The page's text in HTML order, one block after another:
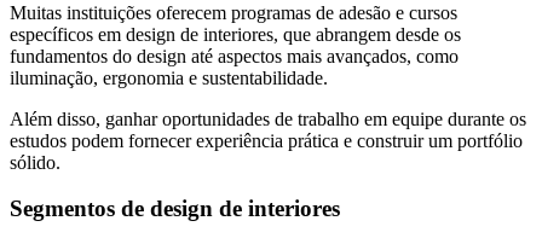
Muitas instituições oferecem programas de adesão e cursos
específicos em design de interiores, que abrangem desde os
fundamentos do design até aspectos mais avançados, como
iluminação, ergonomia e sustentabilidade.
Além disso, ganhar oportunidades de trabalho em equipe durante os
estudos podem fornecer experiência prática e construir um portfólio
sólido.
Segmentos de design de interiores